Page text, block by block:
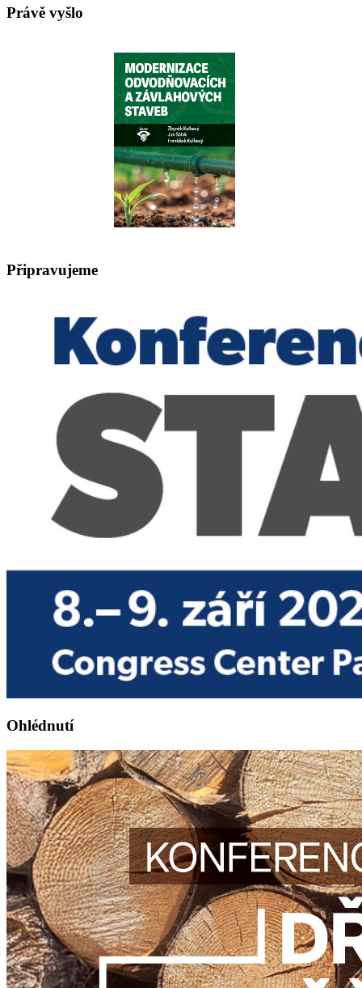
Právě vyšlo
Připravujeme
Ohlédnutí